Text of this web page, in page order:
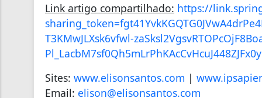
Link artigo compartilhado: https://
sharing_token=
T3KMwJLXsk6vfwl-
Pl_ LacbM7sf0Qh5mLrPhKAcCvHcuJ448Z
Sites: www.elisonsantos.com |
Email: elison@elisonsantos.com